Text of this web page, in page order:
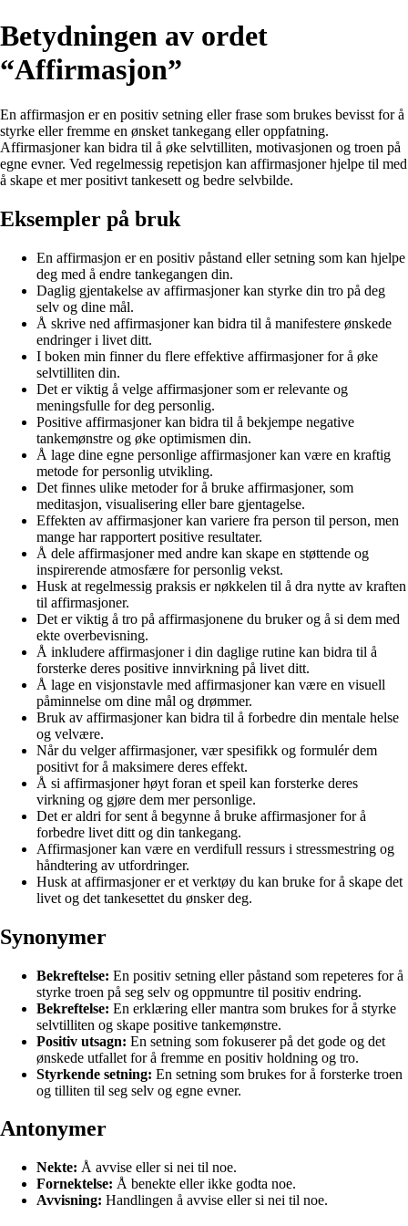
Betydningen av ordet
“Affirmasjon”
En affirmasjon er en positiv setning eller frase som brukes bevisst for å
styrke eller fremme en ønsket tankegang eller oppfatning.
Affirmasjoner kan bidra til å øke selvtilliten, motivasjonen og troen på
egne evner. Ved regelmessig repetisjon kan affirmasjoner hjelpe til med
å skape et mer positivt tankesett og bedre selvbilde.
Eksempler på bruk
En affirmasjon er en positiv påstand eller setning som kan hjelpe
deg med å endre tankegangen din.
Daglig gjentakelse av affirmasjoner kan styrke din tro på deg
selv og dine mål.
Å skrive ned affirmasjoner kan bidra til å manifestere ønskede
endringer i livet ditt.
I boken min finner du flere effektive affirmasjoner for å øke
selvtilliten din.
Det er viktig å velge affirmasjoner som er relevante og
meningsfulle for deg personlig.
Positive affirmasjoner kan bidra til å bekjempe negative
tankemønstre og øke optimismen din.
Å lage dine egne personlige affirmasjoner kan være en kraftig
metode for personlig utvikling.
Det finnes ulike metoder for å bruke affirmasjoner, som
meditasjon, visualisering eller bare gjentagelse.
Effekten av affirmasjoner kan variere fra person til person, men
mange har rapportert positive resultater.
Å dele affirmasjoner med andre kan skape en støttende og
inspirerende atmosfære for personlig vekst.
Husk at regelmessig praksis er nøkkelen til å dra nytte av kraften
til affirmasjoner.
Det er viktig å tro på affirmasjonene du bruker og å si dem med
ekte overbevisning.
Å inkludere affirmasjoner i din daglige rutine kan bidra til å
forsterke deres positive innvirkning på livet ditt.
Å lage en visjonstavle med affirmasjoner kan være en visuell
påminnelse om dine mål og drømmer.
Bruk av affirmasjoner kan bidra til å forbedre din mentale helse
og velvære.
Når du velger affirmasjoner, vær spesifikk og formulér dem
positivt for å maksimere deres effekt.
Å si affirmasjoner høyt foran et speil kan forsterke deres
virkning og gjøre dem mer personlige.
Det er aldri for sent å begynne å bruke affirmasjoner for å
forbedre livet ditt og din tankegang.
Affirmasjoner kan være en verdifull ressurs i stressmestring og
håndtering av utfordringer.
Husk at affirmasjoner er et verktøy du kan bruke for å skape det
livet og det tankesettet du ønsker deg.
Synonymer
Bekreftelse: En positiv setning eller påstand som repeteres for å
styrke troen på seg selv og oppmuntre til positiv endring.
Bekreftelse: En erklæring eller mantra som brukes for å styrke
selvtilliten og skape positive tankemønstre.
Positiv utsagn: En setning som fokuserer på det gode og det
ønskede utfallet for å fremme en positiv holdning og tro.
Styrkende setning: En setning som brukes for å forsterke troen
og tilliten til seg selv og egne evner.
Antonymer
Nekte: Å avvise eller si nei til noe.
Fornektelse: Å benekte eller ikke godta noe.
Avvisning: Handlingen å avvise eller si nei til noe.